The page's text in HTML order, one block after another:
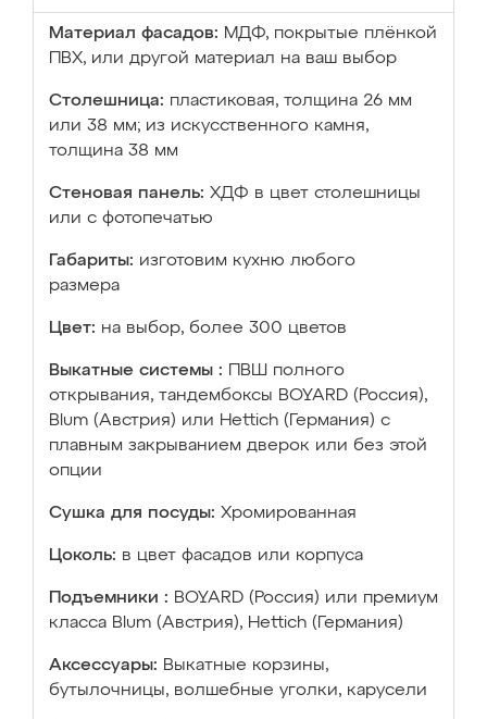
Материал фасадов: МДФ, покрытые плёнкой
ПВХ, или другой материал на ваш выбор
Столешница: пластиковая, толщина 26 мм
или 38 мм; из искусственного камня,
толщина 38 мм
Стеновая панель: ХДФ в цвет столешницы
или с фотопечатью
Габариты: изготовим кухню любого
размера
Цвет: на выбор, более 300 цветов
Выкатные системы :
ПВШ полного
открывания, тандембоксы BOYARD (Россия),
Blum (Австрия) или Hettich (Германия) с
плавным закрыванием дверок или без этой
опции
Сушка для посуды: Хромированная
Цоколь: в цвет фасадов или корпуса
Подъемники : BOYARD (Россия) или премиум
класса Blum (Австрия), Hettich (Германия)
Аксессуары: Выкатные корзины,
бутылочницы, волшебные уголки, карусели